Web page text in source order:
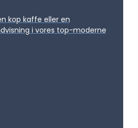
kop kaffe eller en
i vores top-moderne